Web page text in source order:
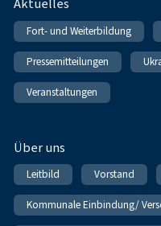
Aktuelles
Fort- und Weiterbildung
Pressemitteilungen
Veranstaltungen
Über uns
Leitbild Vorstand
Kommunale Einbindung/